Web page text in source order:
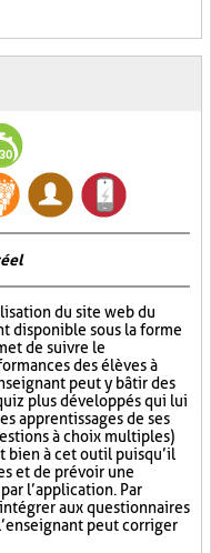
du site web du
disponible sous la forme
de suivre le
des élèves à
peut y bâtir des
plus développés qui lui
apprentissages de ses
à choix multiples)
bien à cet outil puisqu’il
et de prévoir une
l’application. Par
aux questionnaires
peut corriger